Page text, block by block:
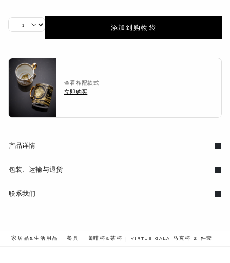
添加到购物袋
查看相配款式
立即购买
产品详情
包装、运输与退货
联系我们
家居品&生活用品 餐具 咖啡杯&茶杯 VIRTUS GALA 马克杯 2 件套